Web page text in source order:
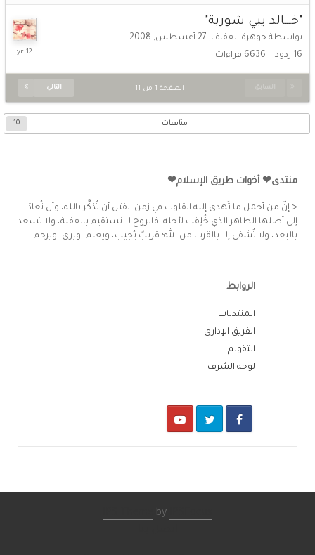
2014
"خـــالد يبي شوربة"
بواسطة جوهرة العفاف, 27 أغسطس, 2008
16 ردود 6636 قراءات
6
2014
التالي الصفحة 1 من 11
متابعات 10
منتدى❤ أخوات طريق الإسلام❤
< إنّ من أجمل ما تُهدى إليه القلوب في زمن الفتن أن تُذكَّر بالله، وأن تُعادَ
إلى أصلها الطاهر الذي خُلِقت لأجله. فالروح لا تستقيم بالغفلة، ولا تسعد
بالبعد، ولا تُشفى إلا بالقرب من الله؛ قريبٌ يُجيب، ويعلم، ويرى، ويرحم
الروابط
المنتديات
الفريق الإداري
التقويم
لوحة الشرف
Facebook
Twitter
by